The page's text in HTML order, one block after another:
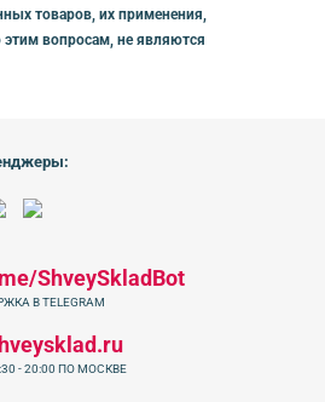
товаров, их применения,
вопросам, не являются
ShveySkladBot
В TELEGRAM
- 20:00 ПО МОСКВЕ